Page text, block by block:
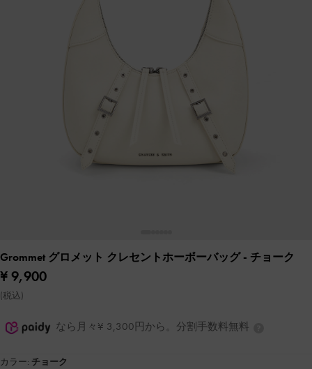
Grommet グロメット クレセントホーボーバッグ- チョーク
¥ 9,900
(税込)
なら月々¥ 3,300円から。分割手数料無料
カラー: チョーク